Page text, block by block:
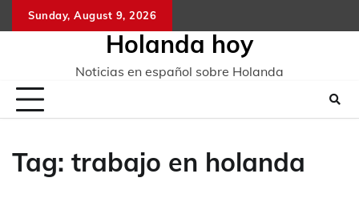
to
Sunday, August 9, 2026
Holanda hoy
Noticias en español sobre Holanda
Tag: trabajo en holanda